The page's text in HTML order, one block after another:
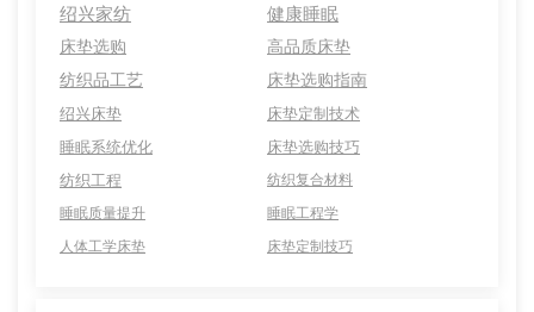
绍兴家纺 健康睡眠
床垫选购
高品质床垫
纺织品工艺
床垫选购指南
绍兴床垫
床垫定制技术
睡眠系统优化
床垫选购技巧
纺织工程
纺织复合材料
睡眠质量提升
睡眠工程学
人体工学床垫
床垫定制技巧